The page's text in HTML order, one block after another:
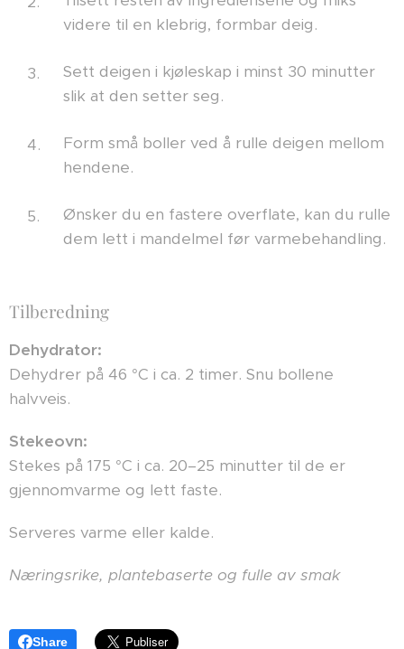
videre til en klebrig, formbar deig.
Sett deigen i kjøleskap i minst 30 minutter
slik at den setter seg.
Form små boller ved å rulle deigen mellom
hendene.
Ønsker du en fastere overflate, kan du rulle
dem lett i mandelmel før varmebehandling.
Tilberedning
Dehydrator:
Dehydrer på 46 °C i ca. 2 timer. Snu bollene
halvveis.
Stekeovn:
Stekes på 175 °C i ca. 20–25 minutter til de er
gjennomvarme og lett faste.
Serveres varme eller kalde.
Næringsrike, plantebaserte og fulle av smak
Share